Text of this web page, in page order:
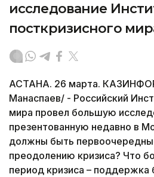
исследование
посткризисного
АСТАНА. 26 марта.
Манаспаев/ - Российский
мира провел большую
презентованную недавно в
должны быть
преодолению кризиса? Что
период кризиса – поддержка